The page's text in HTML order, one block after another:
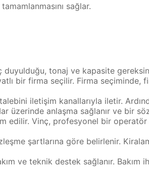
sağlar.
duyulduğu, tonaj ve kapasite
bir firma seçilir. Firma seçiminde,
iletişim kanallarıyla iletir.
üzerinde anlaşma sağlanır ve bir
edilir. Vinç, profesyonel bir
şartlarına göre belirlenir.
ve teknik destek sağlanır. Bakım